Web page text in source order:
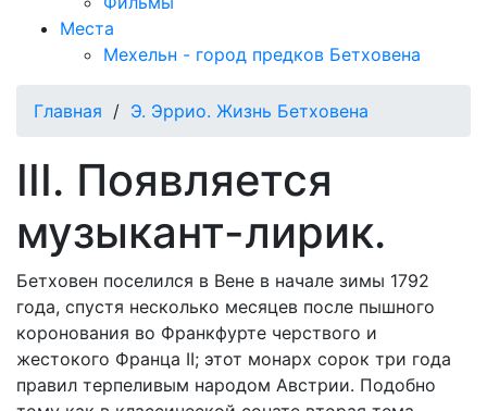
Места
Мехельн - город предков Бетховена
Главная / Э. Эррио. Жизнь Бетховена
III. Появляется
музыкант-лирик.
Бетховен поселился в Вене в начале зимы 1792
года, спустя несколько месяцев после пышного
коронования во Франкфурте черствого и
жестокого Франца II; этот монарх сорок три года
правил терпеливым народом Австрии. Подобно